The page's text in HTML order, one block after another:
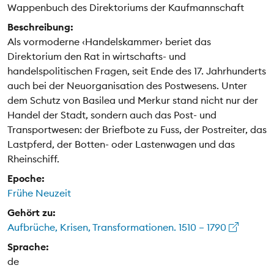
Wappenbuch des Direktoriums der Kaufmannschaft
Beschreibung:
Als vormoderne ‹Handelskammer› beriet das
Direktorium den Rat in wirtschafts- und
handelspolitischen Fragen, seit Ende des 17. Jahrhunderts
auch bei der Neuorganisation des Postwesens. Unter
dem Schutz von Basilea und Merkur stand nicht nur der
Handel der Stadt, sondern auch das Post- und
Transportwesen: der Briefbote zu Fuss, der Postreiter, das
Lastpferd, der Botten- oder Lastenwagen und das
Rheinschiff.
Epoche:
Frühe Neuzeit
Gehört zu:
Aufbrüche, Krisen, Transformationen. 1510 – 1790
Sprache:
de